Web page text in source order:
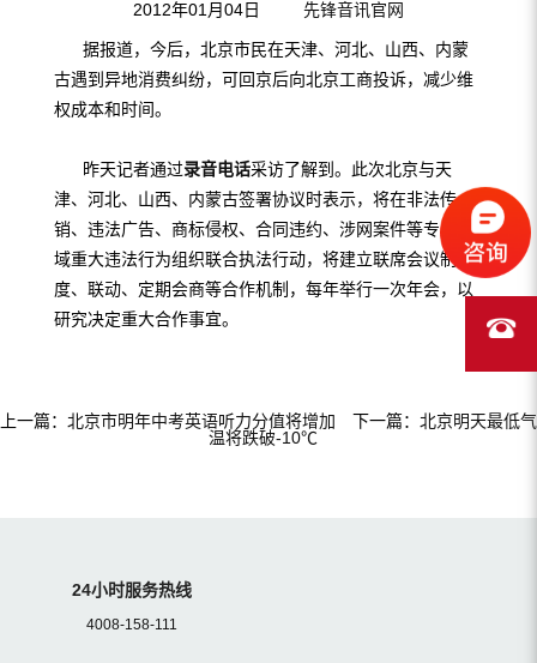
2012年01月04日 先锋音讯官网
据报道，今后，北京市民在天津、河北、山西、内蒙
古遇到异地消费纠纷，可回京后向北京工商投诉，减少维
权成本和时间。
昨天记者通过录音电话采访了解到。此次北京与天
津、河北、山西、内蒙古签署协议时表示，将在非法传
销、违法广告、商标侵权、合同违约、涉网案件等专业领
域重大违法行为组织联合执法行动，将建立联席会议制
度、联动、定期会商等合作机制，每年举行一次年会，以
研究决定重大合作事宜。
上一篇： 北京市明年中考英语听力分值将增加 下一篇： 北京明天最低气
温将跌破-10℃
24小时服务热线
4008-158-111